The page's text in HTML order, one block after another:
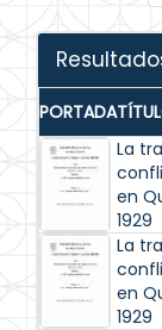
PORTADA
La
en
1929
La
en
1929